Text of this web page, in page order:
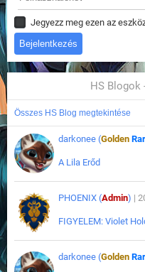
Jegyezz meg ezen az
HS Blogok
Összes HS Blog megtekintése
darkonee (Golden
A Lila Erőd
PHOENIX (Admin) |
FIGYELEM: Violet
darkonee (Golden